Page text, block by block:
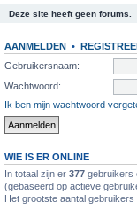
Deze site heeft geen forums.
AANMELDEN •
Gebruikersnaam:
Wachtwoord:
Ik ben mijn wachtwoord
WIE IS ER ONLINE
In totaal zijn er 377 gebruikers
(gebaseerd op actieve
Het grootste aantal gebruikers